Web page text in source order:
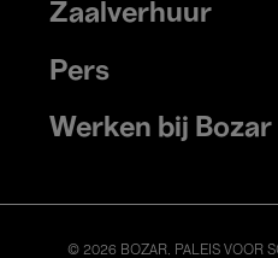
Zaalverhuur
Pers
Werken bij Bozar
© 2026 BOZAR. PALEIS VOOR